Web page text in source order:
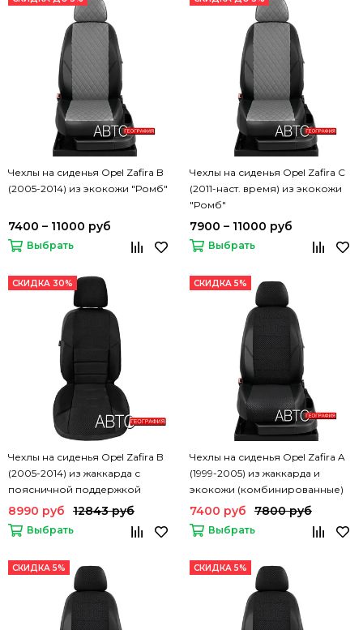
Чехлы на сиденья Opel Zafira B
(2005-2014) из экокожи "Ромб"
7400 – 11000 руб
Выбрать
Чехлы на сиденья Opel Zafira C
(2011-наст. время) из экокожи
"Ромб"
7900 – 11000 руб
Выбрать
СКИДКА 30%
Чехлы на сиденья Opel Zafira B
(2005-2014) из жаккарда с
поясничной поддержкой
8990 руб 12843 руб
Выбрать
СКИДКА 5%
Чехлы на сиденья Opel Zafira A
(1999-2005) из жаккарда и
экокожи (комбинированные)
7400 руб 7800 руб
Выбрать
СКИДКА 5% СКИДКА 5%